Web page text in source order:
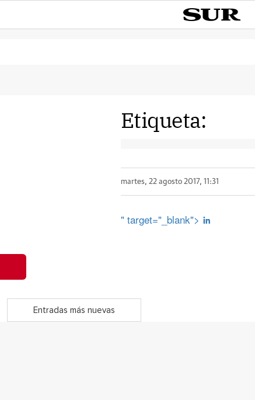
Etiqueta:
martes, 22 agosto 2017, 11:31
" target="_blank">
Entradas más nuevas